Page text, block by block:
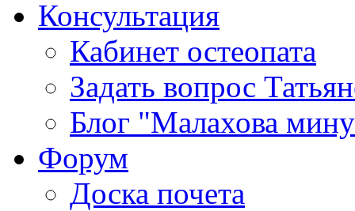
Консультация
Кабинет остеопата
Задать вопрос
Блог "Малахова
Форум
Доска почета